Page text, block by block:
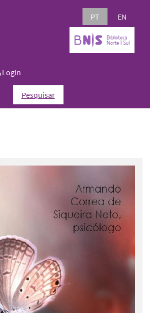
PT EN
Login
Pesquisar